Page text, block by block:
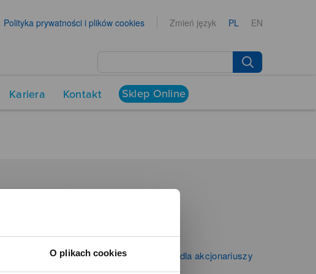
O plikach cookies
Polityka prywatności i plików cookies Zmień język PL EN
Kariera Kontakt Sklep Online
Kontakt dla mediów
Informacje firmowe i dla akcjonariuszy
Zibi S.A.